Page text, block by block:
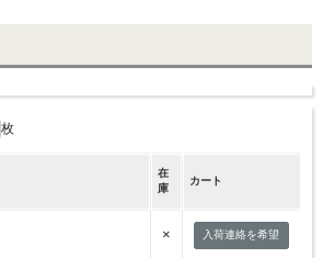
枚
在
庫
カート
× 入荷連絡を希望